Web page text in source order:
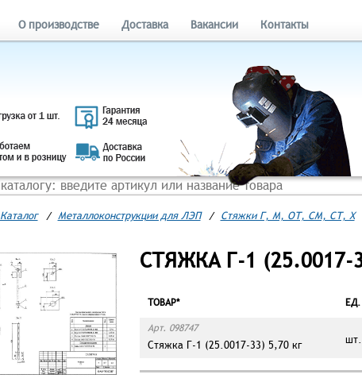
О производстве Доставка Вакансии Контакты
Каталог / Металлоконструкции для ЛЭП / Стяжки Г, М, ОТ, СМ, СТ, Х
СТЯЖКА Г-1 (25.0017-
ТОВАР* ЕД.
Арт. 098747
Стяжка Г-1 (25.0017-33) 5,70 кг шт.